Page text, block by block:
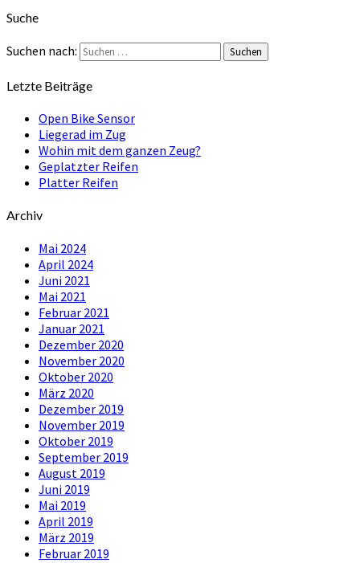
Suche
Suchen nach: Suchen
Letzte Beiträge
Open Bike Sensor
Liegerad im Zug
Wohin mit dem ganzen Zeug?
Geplatzter Reifen
Platter Reifen
Archiv
Mai 2024
April 2024
Juni 2021
Mai 2021
Februar 2021
Januar 2021
Dezember 2020
November 2020
Oktober 2020
März 2020
Dezember 2019
November 2019
Oktober 2019
September 2019
August 2019
Juni 2019
Mai 2019
April 2019
März 2019
Februar 2019